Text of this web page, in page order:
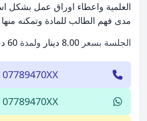
العلمية واعطاء اوراق عمل بشكل
مدى فهم الطالب للمادة وتمكنه منها
الجلسة بسعر 8.00 دينار ولمدة 60 دقيقة
07789470XX
07789470XX